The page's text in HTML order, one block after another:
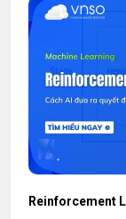
Reinforcement